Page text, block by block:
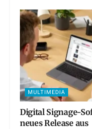
MULTIMEDIA
Digital Signage-
neues Release aus